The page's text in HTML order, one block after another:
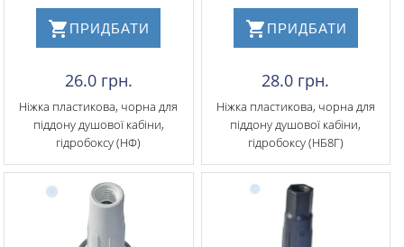
ПРИДБАТИ
26.0 грн.
​Ніжка пластикова, чорна для
піддону душової кабіни,
гідробоксу (НФ)
ПРИДБАТИ
28.0 грн.
Ніжка пластикова, чорна для
піддону душової кабіни,
гідробоксу (НБ8Г)